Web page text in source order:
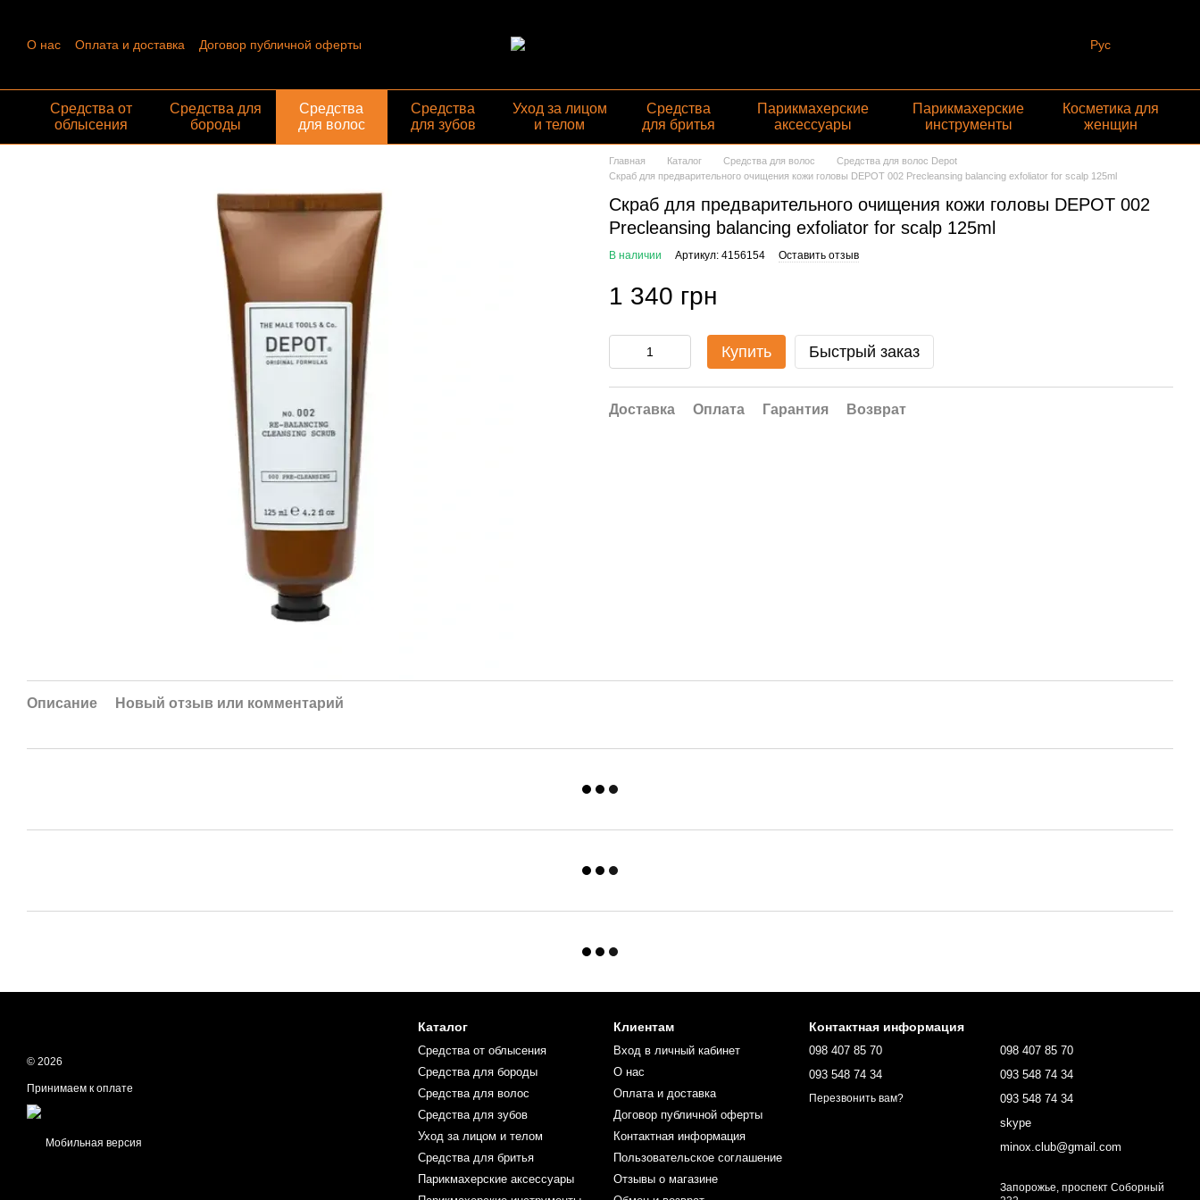
О нас Оплата и доставка
Договор публичной оферты
Рус
Средства от
облысения
Средства для
бороды
Средства
для волос
Средства
для зубов
Уход за лицом
и телом
Средства
для бритья
Парикмахерские
аксессуары
Парикмахерские
инструменты
Косметика для
женщин
Главная Каталог Средства для волос
Средства для волос Depot
Скраб для предварительного очищения кожи головы DEPOT 002 Precleansing balancing exfoliator for scalp 125ml
Скраб для предварительного очищения кожи головы DEPOT 002
Precleansing balancing exfoliator for scalp 125ml
В наличии Артикул: 4156154 Оставить отзыв
1 340 грн
Купить Быстрый заказ
Доставка Оплата Гарантия Возврат
Описание Новый отзыв или комментарий
© 2026
Принимаем к оплате
Мобильная версия
Каталог
Средства от облысения
Средства для бороды
Средства для волос
Средства для зубов
Уход за лицом и телом
Средства для бритья
Парикмахерские аксессуары
Клиентам
Вход в личный кабинет
О нас
Оплата и доставка
Договор публичной оферты
Контактная информация
Пользовательское соглашение
Отзывы о магазине
Контактная информация
098 407 85 70
093 548 74 34
Перезвонить вам?
098 407 85 70
093 548 74 34
093 548 74 34
skype
minox.club@gmail.com
Запорожье, проспект Соборный